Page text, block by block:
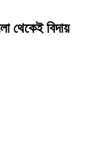
থেকেই বিদায়